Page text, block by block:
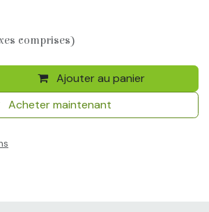
comprises)
Ajouter au panier
Acheter maintenant